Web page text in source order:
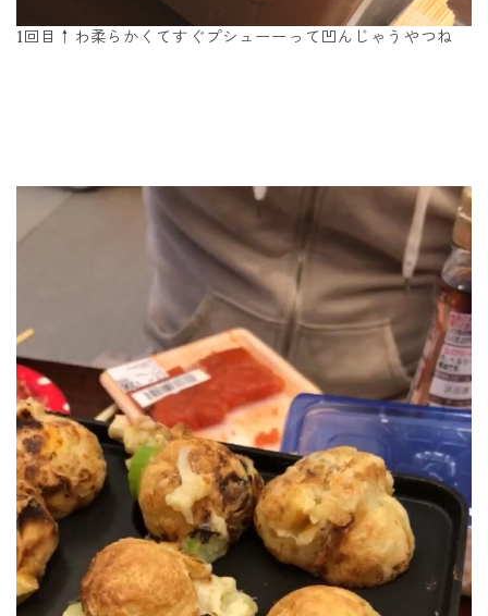
1回目↑わ柔らかくてすぐプシューーって凹んじゃうやつね